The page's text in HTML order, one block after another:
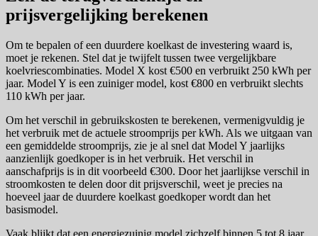
prijsvergelijking berekenen
Om te bepalen of een duurdere koelkast de investering waard is,
moet je rekenen. Stel dat je twijfelt tussen twee vergelijkbare
koelvriescombinaties. Model X kost €500 en verbruikt 250 kWh per
jaar. Model Y is een zuiniger model, kost €800 en verbruikt slechts
110 kWh per jaar.
Om het verschil in gebruikskosten te berekenen, vermenigvuldig je
het verbruik met de actuele stroomprijs per kWh. Als we uitgaan van
een gemiddelde stroomprijs, zie je al snel dat Model Y jaarlijks
aanzienlijk goedkoper is in het verbruik. Het verschil in
aanschafprijs is in dit voorbeeld €300. Door het jaarlijkse verschil in
stroomkosten te delen door dit prijsverschil, weet je precies na
hoeveel jaar de duurdere koelkast goedkoper wordt dan het
basismodel.